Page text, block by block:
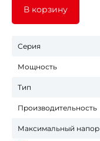
В корзину
Серия
Мощность
Тип
Производительность
Максимальный напор